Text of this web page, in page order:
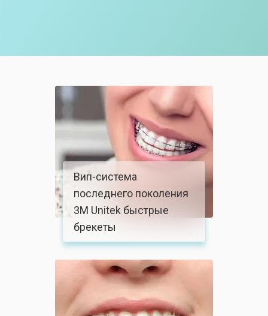
Вип-система
последнего поколения
3М Unitek быстрые
брекеты